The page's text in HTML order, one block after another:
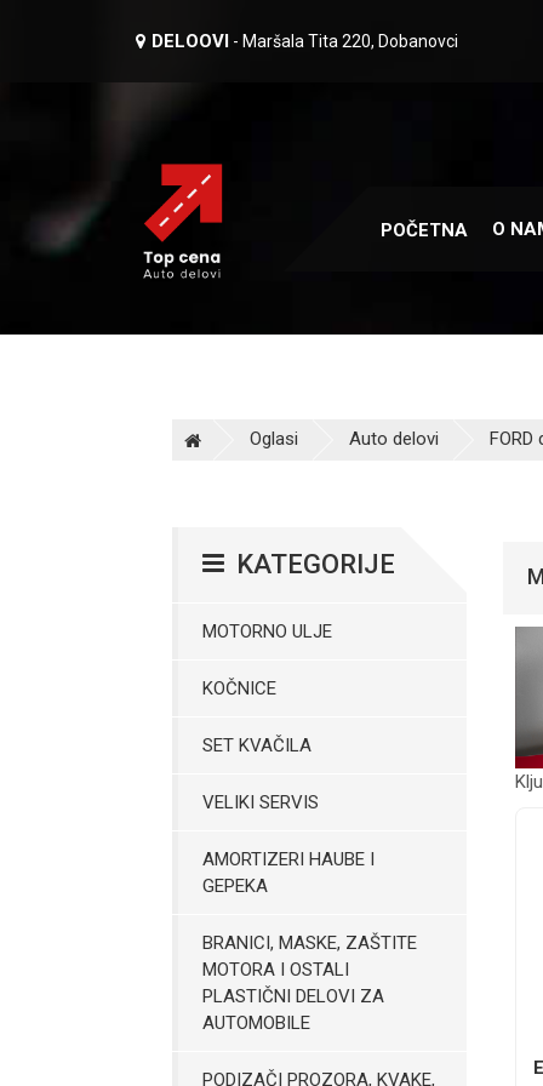
DELOOVI - Maršala Tita 220, Dobanovci
POČETNA O
Oglasi Auto delovi FORD
KATEGORIJE
MOTORNO ULJE
KOČNICE
SET KVAČILA
VELIKI SERVIS
AMORTIZERI HAUBE I
GEPEKA
BRANICI, MASKE, ZAŠTITE
MOTORA I OSTALI
PLASTIČNI DELOVI ZA
AUTOMOBILE
PODIZAČI PROZORA, KVAKE,